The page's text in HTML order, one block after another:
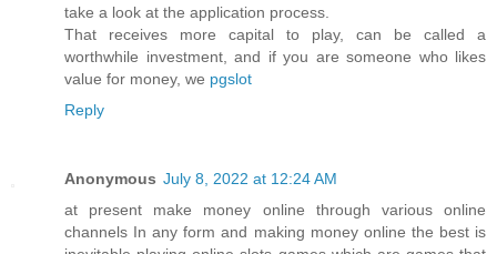
take a look at the application process.
That receives more capital to play, can be called a
worthwhile investment, and if you are someone who likes
value for money, we pgslot
Reply
Anonymous July 8, 2022 at 12:24 AM
at present make money online through various online
channels In any form and making money online the best is